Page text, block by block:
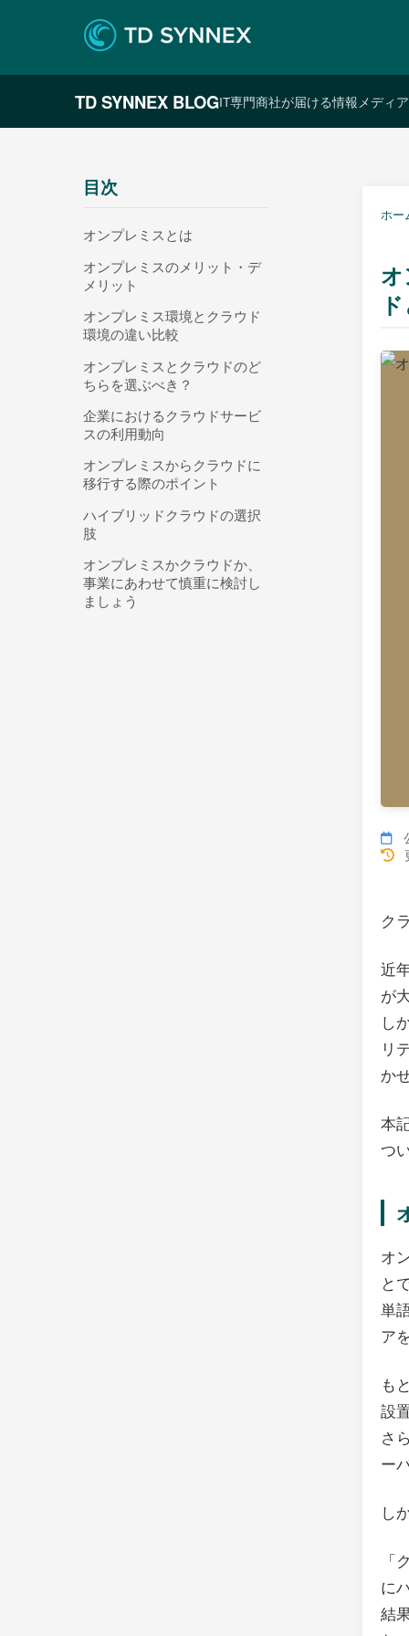
TD SYNNEX BLOGIT専門商社が届ける情報メディア
目次
オンプレミスとは
オンプレミスのメリット・デ
メリット
オンプレミス環境とクラウド
環境の違い比較
オンプレミスとクラウドのど
ちらを選ぶべき？
企業におけるクラウドサービ
スの利用動向
オンプレミスからクラウドに
移行する際のポイント
ハイブリッドクラウドの選択
肢
オンプレミスかクラウドか、
事業にあわせて慎重に検討し
ましょう
ホー
ク
近
が
し
リ
か
本
つ
オ
と
単
ア
も
設
さ
ー
し
に
結